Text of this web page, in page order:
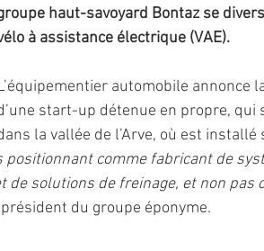
haut-savoyard Bontaz se
à assistance électrique (VAE).
automobile annonce
start-up détenue en propre, qui
la vallée de l’Arve, où est installé
positionnant comme fabricant de
solutions de freinage, et non pas
du groupe éponyme.